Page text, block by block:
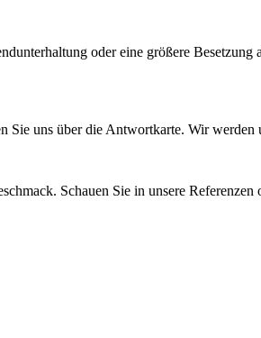
oder eine größere Besetzung
Sie uns über die Antwortkarte. Wir werden
Schauen Sie in unsere